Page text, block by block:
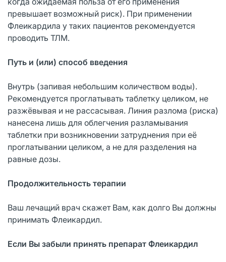
превышает возможный риск). При применении
Флеикардила у таких пациентов рекомендуется
проводить ТЛМ.
Путь и (или) способ введения
Внутрь (запивая небольшим количеством воды).
Рекомендуется проглатывать таблетку целиком, не
разжёвывая и не рассасывая. Линия разлома (риска)
нанесена лишь для облегчения разламывания
таблетки при возникновении затруднения при её
проглатывании целиком, а не для разделения на
равные дозы.
Продолжительность терапии
Ваш лечащий врач скажет Вам, как долго Вы должны
принимать Флеикардил.
Если Вы забыли принять препарат Флеикардил